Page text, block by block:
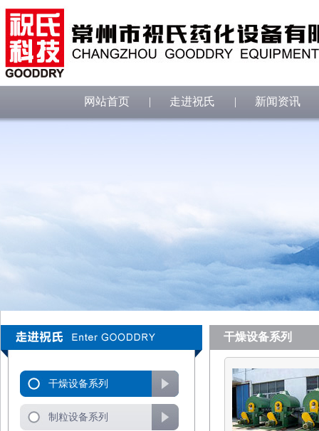
网站首页 | 走进祝氏 | 新闻资讯
干燥设备系列
制粒设备系列
干燥设备系列